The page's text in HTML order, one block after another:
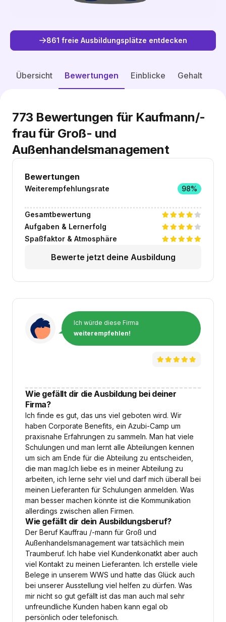
861 freie Ausbildungsplätze entdecken
Übersicht Bewertungen Einblicke Gehalt
Freie Plätze entdecken
Bewertungen
Weiterempfehlungsrate 98%
Gesamtbewertung
Aufgaben & Lernerfolg
Spaßfaktor & Atmosphäre
Bewerte jetzt deine Ausbildung
773 Bewertungen für Kaufmann/-
frau für Groß- und
Außenhandelsmanagement
Ich würde diese Firma
weiterempfehlen!
Wie gefällt dir die Ausbildung bei deiner
Firma?
Ich finde es gut, das uns viel geboten wird. Wir
haben Corporate Benefits, ein Azubi-Camp um
praxisnahe Erfahrungen zu sammeln. Man hat viele
Schulungen und man lernt alle Abteilungen kennen
um sich am Ende für die Abteilung zu entscheiden,
die man mag.Ich liebe es in meiner Abteilung zu
arbeiten, ich lerne sehr viel und darf mich überall bei
meinen Lieferanten für Schulungen anmelden. Was
man besser machen könnte ist die Kommunikation
allerdings zwischen allen Firmen.
Wie gefällt dir dein Ausbildungsberuf?
Der Beruf Kauffrau /-mann für Groß und
Außenhandelsmanagement war tatsächlich mein
Traumberuf. Ich habe viel Kundenkonatkt aber auch
viel Kontakt zu meinen Lieferanten. Ich erstelle viele
Belege in unserem WWS und hatte das Glück auch
bei unserer Ausstellung viel helfen zu dürfen. Was
mir nicht so gut gefällt ist das man auch mal sehr
unfreundliche Kunden haben kann egal ob
persönlich oder telefonisch.